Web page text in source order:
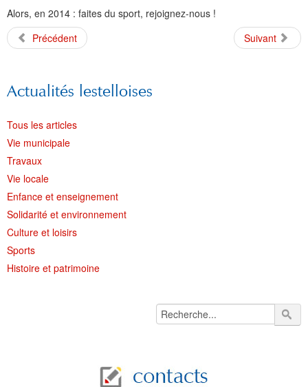
Alors, en 2014 : faites du sport, rejoignez-nous !
Précédent
Suivant
Actualités lestelloises
Tous les articles
Vie municipale
Travaux
Vie locale
Enfance et enseignement
Solidarité et environnement
Culture et loisirs
Sports
Histoire et patrimoine